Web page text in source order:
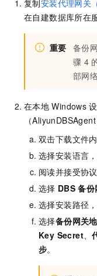
复制安装代理网关
在自建数据库所在
重要 备份
骤 4
部网
在本地 Windows
（AliyunDBSAgent
双击下载文件
选择安装语言
阅读并接受协
选择 DBS 备份
选择安装路径
选择备份网关
Key Secret、
步。